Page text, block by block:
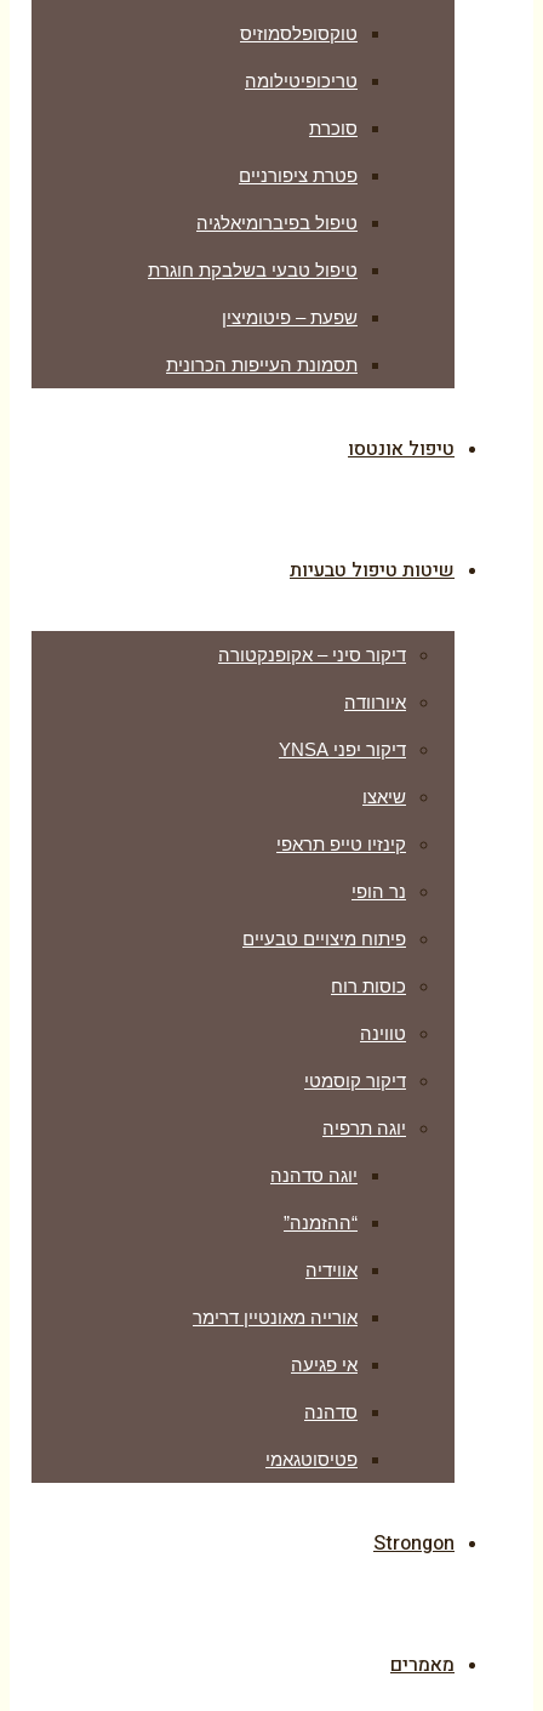
טוקסופלסמוזיס
טריכופיטילומה
סוכרת
פטרת ציפורניים
טיפול בפיברומיאלגיה
טיפול טבעי בשלבקת חוגרת
שפעת – פיטומיצין
תסמונת העייפות הכרונית
טיפול אונטסו
שיטות טיפול טבעיות
דיקור סיני – אקופנקטורה
איורוודה
דיקור יפני YNSA
שיאצו
קינזיו טייפ תראפי
נר הופי
פיתוח מיצויים טבעיים
כוסות רוח
טווינה
דיקור קוסמטי
יוגה תרפיה
יוגה סדהנה
“ההזמנה”
אווידיה
אורייה מאונטיין דרימר
אי פגיעה
סדהנה
פטיסוטגאמי
Strongon
מאמרים